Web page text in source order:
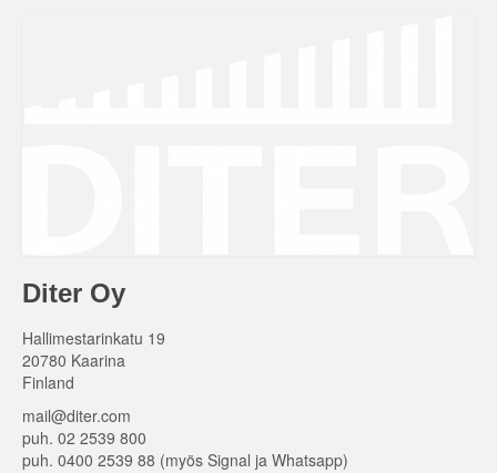
Diter Oy
Hallimestarinkatu 19
20780 Kaarina
Finland
mail@diter.com
puh. 02 2539 800
puh. 0400 2539 88 (myös Signal ja Whatsapp)